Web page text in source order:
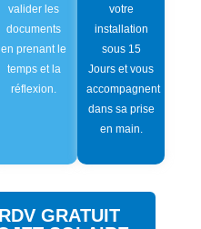
valider les
documents
en prenant le
temps et la
réflexion.
votre
installation
sous 15
Jours et vous
accompagnent
dans sa prise
en main.
GRATUIT